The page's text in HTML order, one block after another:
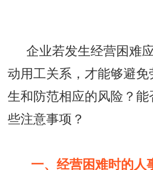
企业若发生经营困难
动用工关系，才能够避
生和防范相应的风险？
些注意事项？
一、经营困难时的